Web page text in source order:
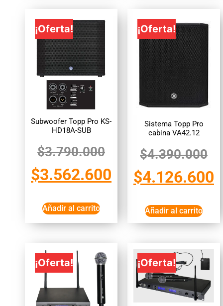
¡Oferta!
Subwoofer Topp Pro KS-
HD18A-SUB
$3.790.000
$3.562.600
Añadir al carrito
¡Oferta!
Sistema Topp Pro
cabina VA42.12
$4.390.000
$4.126.600
Añadir al carrito
¡Oferta! ¡Oferta!